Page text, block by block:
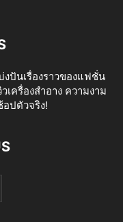
ปันเรื่องราวของแฟชั่น
เครื่องสำอาง ความงาม
ปตัวจริง!